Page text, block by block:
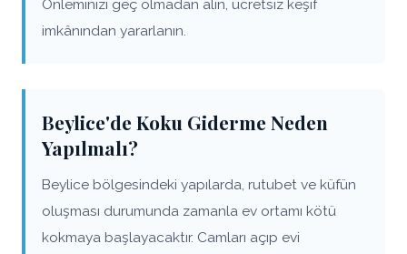
Önleminizi geç olmadan alın, ücretsiz keşif
imkânından yararlanın.
Beylice'de Koku Giderme Neden
Yapılmalı?
Beylice bölgesindeki yapılarda, rutubet ve küfün
oluşması durumunda zamanla ev ortamı kötü
kokmaya başlayacaktır. Camları açıp evi